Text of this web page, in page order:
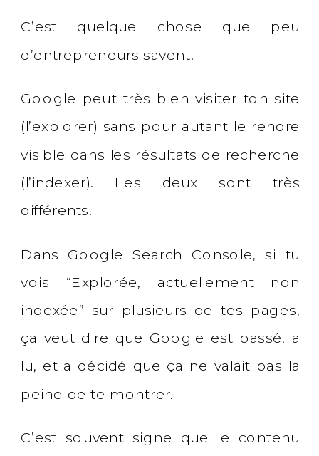
C’est quelque chose que peu
d’entrepreneurs savent.
Google peut très bien visiter ton site
(l’explorer) sans pour autant le rendre
visible dans les résultats de recherche
(l’indexer). Les deux sont très
différents.
Dans Google Search Console, si tu
vois “Explorée, actuellement non
indexée” sur plusieurs de tes pages,
ça veut dire que Google est passé, a
lu, et a décidé que ça ne valait pas la
peine de te montrer.
C’est souvent signe que le contenu